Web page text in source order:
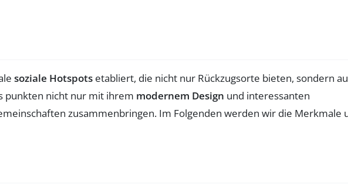
soziale Hotspots etabliert, die nicht nur Rückzugsorte bieten, sondern
punkten nicht nur mit ihrem modernem Design und interessanten
zusammenbringen. Im Folgenden werden wir die Merkmale